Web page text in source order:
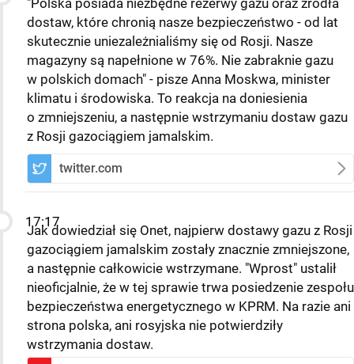
"Polska posiada niezbędne rezerwy gazu oraz źródła
dostaw, które chronią nasze bezpieczeństwo - od lat
skutecznie uniezależnialiśmy się od Rosji. Nasze
magazyny są napełnione w 76%. Nie zabraknie gazu
w polskich domach" - pisze Anna Moskwa, minister
klimatu i środowiska. To reakcja na doniesienia
o zmniejszeniu, a następnie wstrzymaniu dostaw gazu
z Rosji gazociągiem jamalskim.
twitter.com
17:17
Jak dowiedział się Onet, najpierw dostawy gazu z Rosji
gazociągiem jamalskim zostały znacznie zmniejszone,
a następnie całkowicie wstrzymane. "Wprost" ustalił
nieoficjalnie, że w tej sprawie trwa posiedzenie zespołu
bezpieczeństwa energetycznego w KPRM. Na razie ani
strona polska, ani rosyjska nie potwierdziły
wstrzymania dostaw.